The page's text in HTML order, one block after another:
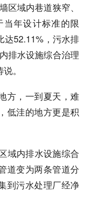
区域内巷道狭窄、
年设计标准的限
达52.11%，污水排
排水设施综合治理
。
方，一到夏天，难
低洼的地方更是积
域内排水设施综合
道变为两条管道分
到污水处理厂经净